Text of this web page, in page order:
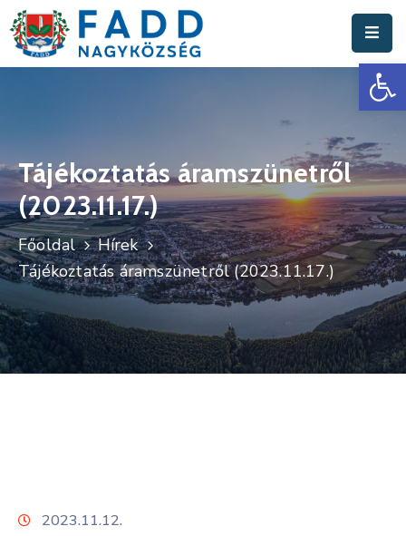
Hivatal
Fadd
Nagyközség
Turisztika
Választási
Információk
Események
Tájékoztatás áramszünetről
(2023.11.17.)
Főoldal
Hírek
Tájékoztatás áramszünetről (2023.11.17.)
2023.11.12.